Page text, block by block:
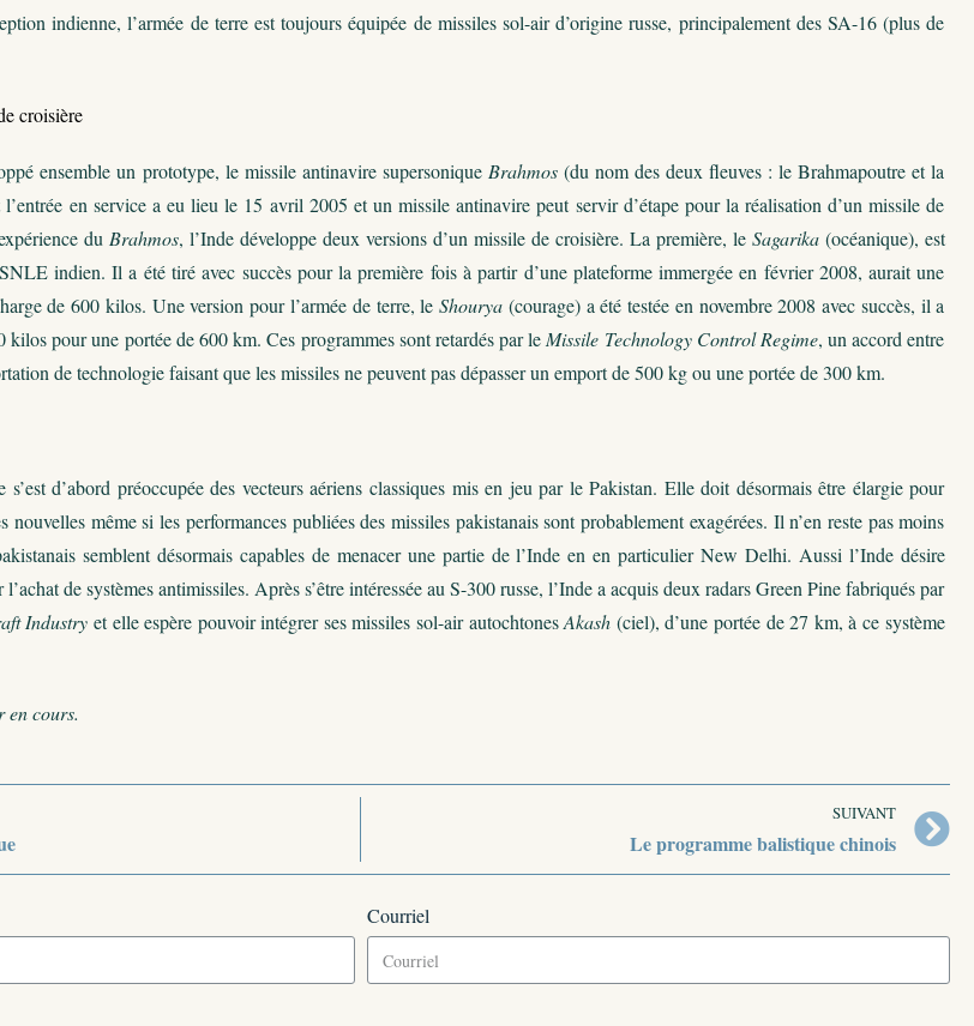
indienne, l’armée de terre est toujours équipée de missiles sol-air d’origine russe, principalement des SA-16 (plus de
croisière
ensemble un prototype, le missile antinavire supersonique Brahmos(du nom des deux fleuves : le Brahmapoutre et la
l’entrée en service a eu lieu le 15 avril 2005 et un missile antinavire peut servir d’étape pour la réalisation d’un missile de
du Brahmos, l’Inde développe deux versions d’un missile de croisière. La première, le Sagarika(océanique), est
indien. Il a été tiré avec succès pour la première fois à partir d’une plateforme immergée en février 2008, aurait une
de 600 kilos. Une version pour l’armée de terre, leShourya (courage) a été testée en novembre 2008 avec succès, il a
kilos pour une portée de 600 km. Ces programmes sont retardés par le Missile Technology Control Regime, un accord entre
de technologie faisant que les missiles ne peuvent pas dépasser un emport de 500 kg ou une portée de 300 km.
s’est d’abord préoccupée des vecteurs aériens classiques mis en jeu par le Pakistan. Elle doit désormais être élargie pour
nouvelles même si les performances publiées des missiles pakistanais sont probablement exagérées. Il n’en reste pas moins
semblent désormais capables de menacer une partie de l’Inde en en particulier New Delhi. Aussi l’Inde désire
de systèmes antimissiles. Après s’être intéressée au S-300 russe, l’Inde a acquis deux radars Green Pine fabriqués par
Industry et elle espère pouvoir intégrer ses missiles sol-air autochtonesAkash (ciel), d’une portée de 27 km, à ce système
en cours.
SUIVANT
Le programme balistique chinois
Courriel